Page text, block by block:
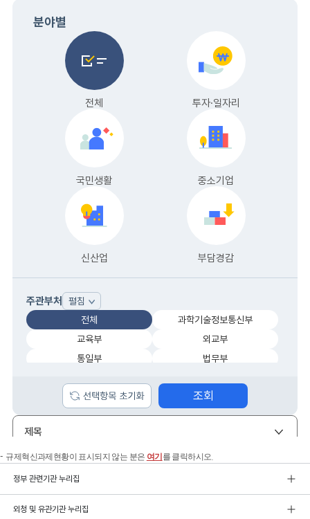
규제혁신과제현황이 표시되지 않는 분은 여기 를 클릭하시오.
정부 관련기관 누리집
외청 및 유관기관 누리집